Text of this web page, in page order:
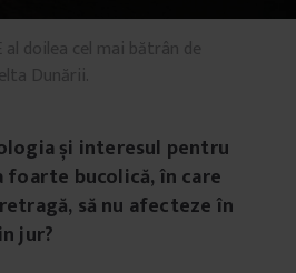
al doilea cel mai bătrân de
Dunării.
și interesul pentru
foarte bucolică, în care
să nu afecteze în
jur?